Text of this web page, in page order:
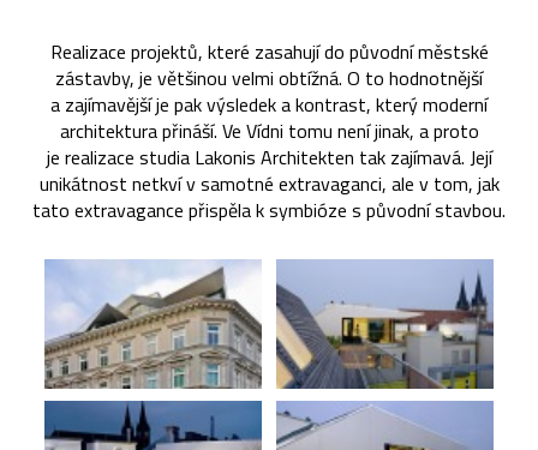
Realizace projektů, které zasahují do původní městské
zástavby, je většinou velmi obtížná. O to hodnotnější
a zajímavější je pak výsledek a kontrast, který moderní
architektura přináší. Ve Vídni tomu není jinak, a proto
je realizace studia Lakonis Architekten tak zajímavá. Její
unikátnost netkví v samotné extravaganci, ale v tom, jak
tato extravagance přispěla k symbióze s původní stavbou.